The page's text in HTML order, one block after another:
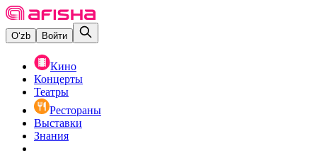
O‘zb Войти
Кино
Концерты
Театры
Рестораны
Выставки
Знания